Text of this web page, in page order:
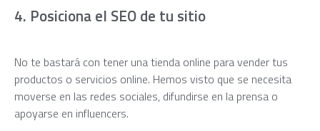
4. Posiciona el SEO de tu sitio
No te bastará con tener una tienda online para vender tus
productos o servicios online. Hemos visto que se necesita
moverse en las redes sociales, difundirse en la prensa o
apoyarse en influencers.